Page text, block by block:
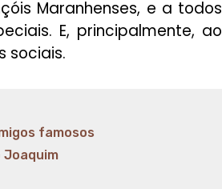
Maranhenses, e a todos
E, principalmente, ao
sociais.
famosos
Joaquim